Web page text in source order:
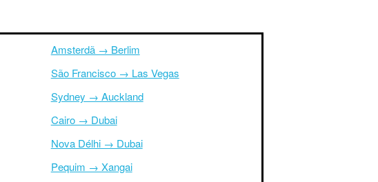
Amsterdã → Berlim
São Francisco → Las Vegas
Sydney → Auckland
Cairo → Dubai
Nova Délhi → Dubai
Pequim → Xangai